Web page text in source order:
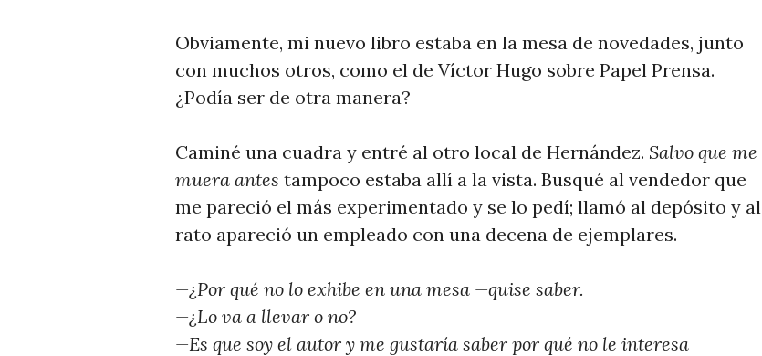
Obviamente, mi nuevo libro estaba en la mesa de novedades, junto
con muchos otros, como el de Víctor Hugo sobre Papel Prensa.
¿Podía ser de otra manera?
Caminé una cuadra y entré al otro local de Hernández. Salvo que me
muera antes tampoco estaba allí a la vista. Busqué al vendedor que
me pareció el más experimentado y se lo pedí; llamó al depósito y al
rato apareció un empleado con una decena de ejemplares.
—¿Por qué no lo exhibe en una mesa —quise saber.
—¿Lo va a llevar o no?
—Es que soy el autor y me gustaría saber por qué no le interesa